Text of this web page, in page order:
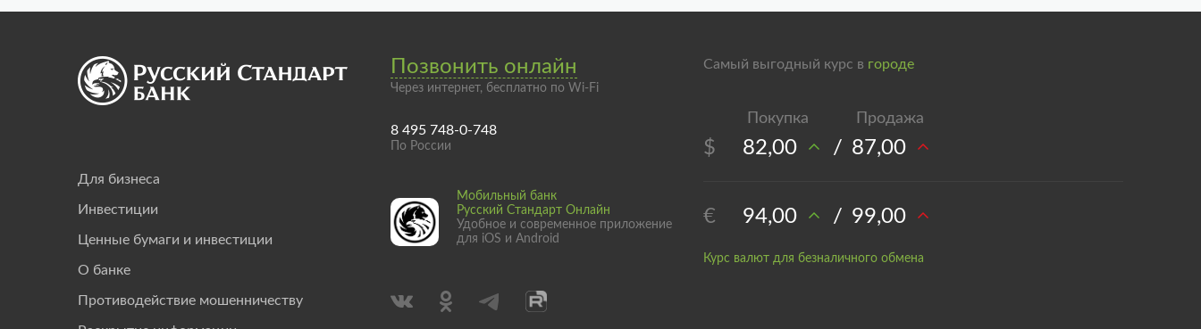
Позвонить онлайн
Через интернет, бесплатно по Wi-Fi
8 495 748-0-748
По России
Для бизнеса
Инвестиции
Ценные бумаги и инвестиции
О банке
Противодействие мошенничеству
Мобильный банк
Русский Стандарт Онлайн
Удобное и современное приложение
для iOS и Android
Самый выгодный курс в городе
$ 82,00 / 87,00
€ 94,00 / 99,00
Курс валют для безналичного обмена